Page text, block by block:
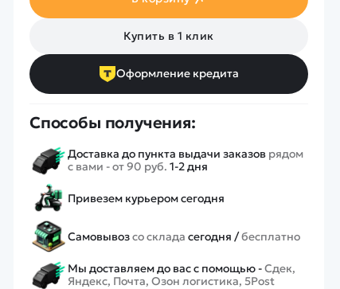
Купить в 1 клик
Оформление кредита
Способы получения:
Доставка до пункта выдачи заказов рядом
с вами - от 90 руб. 1-2 дня
Привезем курьером сегодня
Самовывозсо склада сегодня /бесплатно
Мы доставляем до вас с помощью -Сдек,
Яндекс, Почта, Озон логистика, 5Post
Спецтехника
Железные дороги
Конструкторы
Запчасти для моделей